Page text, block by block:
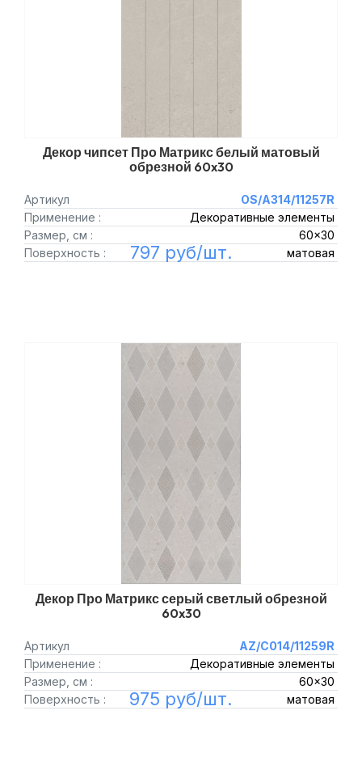
Декор чипсет Про Матрикс белый матовый
обрезной 60x30
Артикул
OS/A314/11257R
Применение :
Декоративные элементы
Размер, см :
60x30
Поверхность :
матовая
797 руб/шт.
Декор Про Матрикс серый светлый обрезной
60x30
Артикул
AZ/C014/11259R
Применение :
Декоративные элементы
Размер, см :
60x30
Поверхность :
матовая
975 руб/шт.